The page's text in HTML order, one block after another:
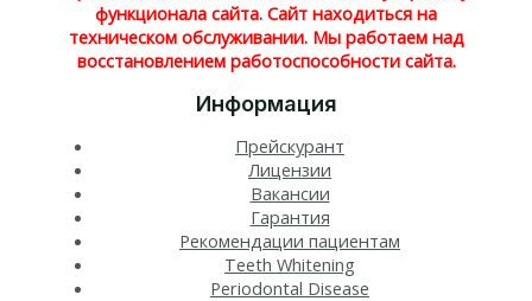
функционала сайта. Сайт находиться на
техническом обслуживании. Мы работаем над
восстановлением работоспособности сайта.
Информация
Прейскурант
Лицензии
Вакансии
Гарантия
Рекомендации пациентам
Teeth Whitening​
Periodontal Disease​